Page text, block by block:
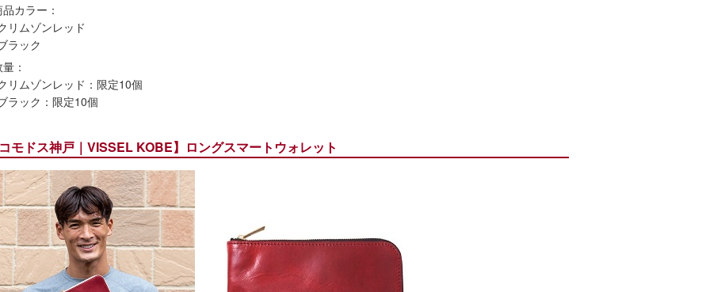
カラー：
リムゾンレッド
ラック
：
リムゾンレッド：限定10個
ラック：限定10個
モドス神戸｜VISSEL KOBE】ロングスマートウォレット